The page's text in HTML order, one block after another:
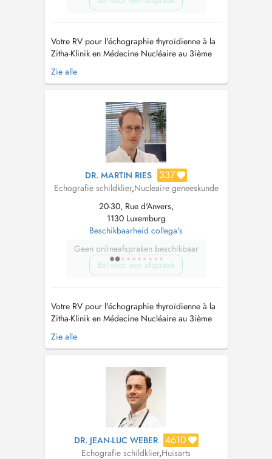
Votre RV pour l'échographie thyroïdienne à la
Zitha-Klinik en Médecine Nucléaire au 3ième
étage Bâtiment Z. ATTENTION: uniquement RV
pour échographie. S'il y a écrit scintigraphie
l'ordonnance par e-mail
mnu@hopitauxschuman.lu ). Ihr Termin zur
Zie alle
DR. MARTIN RIES 337
Echografie schildklier,Nucleaire geneeskunde
20-30, Rue d'Anvers,
1130 Luxemburg
Beschikbaarheid collega's
Geen onlineafspraken beschikbaar
Bel voor een afspraak
Votre RV pour l'échographie thyroïdienne à la
Zitha-Klinik en Médecine Nucléaire au 3ième
étage Bâtiment Z. ATTENTION: uniquement RV
pour échographie. S'il y a écrit scintigraphie
l'ordonnance par e-mail
mnu@hopitauxschuman.lu). Ihr Termin zur
Zie alle
DR. JEAN-LUC WEBER 4610
Echografie schildklier,Huisarts